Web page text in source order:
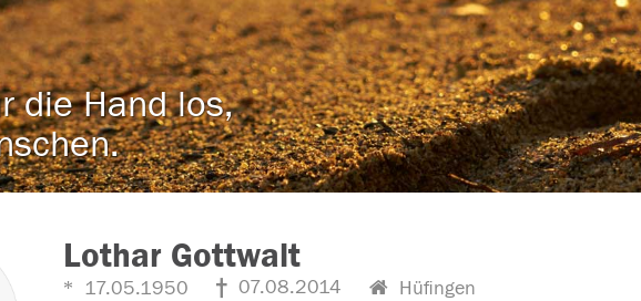
die Hand los,
Lothar Gottwalt
17.05.1950 07.08.2014 Hüfingen